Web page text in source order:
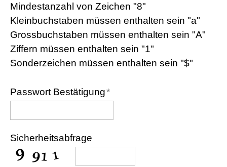
Mindestanzahl von Zeichen "8"
Kleinbuchstaben müssen enthalten sein "a"
Grossbuchstaben müssen enthalten sein "A"
Ziffern müssen enthalten sein "1"
Sonderzeichen müssen enthalten sein "$"
Passwort Bestätigung*
Sicherheitsabfrage